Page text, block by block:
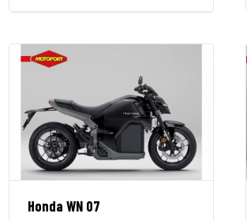
Honda WN 07